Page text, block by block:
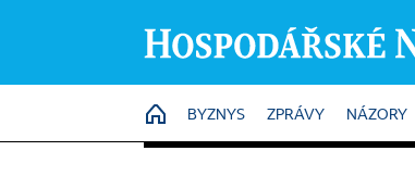
HOME
BYZNYS ZPRÁVY NÁZORY